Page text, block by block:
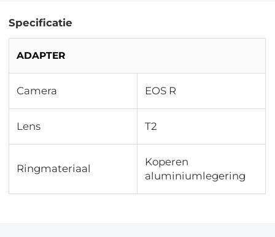
Specificatie
ADAPTER
Camera EOS R
Lens T2
Ringmateriaal
Koperen
aluminiumlegering